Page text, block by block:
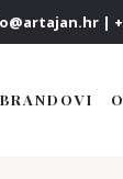
|
BRANDOVI